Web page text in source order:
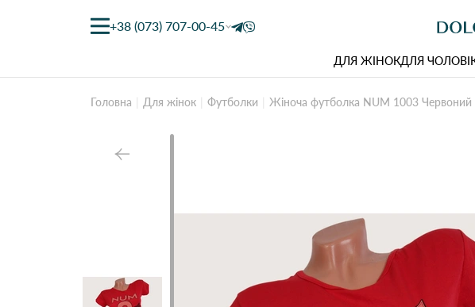
+38 (073) 707-00-45
ДЛЯ ЖІНОКДЛЯ
Головна Для жінок Футболки Жіноча футболка NUM 1003 Червоний